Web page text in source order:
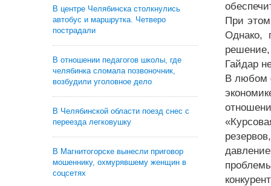
В центре Челябинска столкнулись
автобус и маршрутка. Четверо
пострадали
В отношении педагогов школы, где
челябинка сломала позвоночник,
возбудили уголовное дело
В Челябинской области поезд снес с
переезда легковушку
В Магнитогорске вынесли приговор
мошеннику, охмурявшему женщин в
соцсетях
При
Однако,
Гайдар
В любом